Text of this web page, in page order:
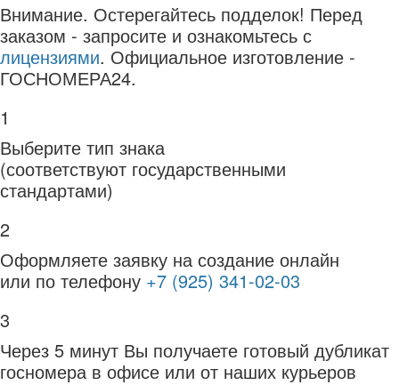
Внимание. Остерегайтесь подделок! Перед
заказом - запросите и ознакомьтесь с
лицензиями. Официальное изготовление -
ГОСНОМЕРА24.
1
Выберите тип знака
(соответствуют государственными
стандартами)
2
Оформляете заявку на создание онлайн
или по телефону +7 (925) 341-02-03
3
Через 5 минут Вы получаете готовый дубликат
госномера в офисе или от наших курьеров